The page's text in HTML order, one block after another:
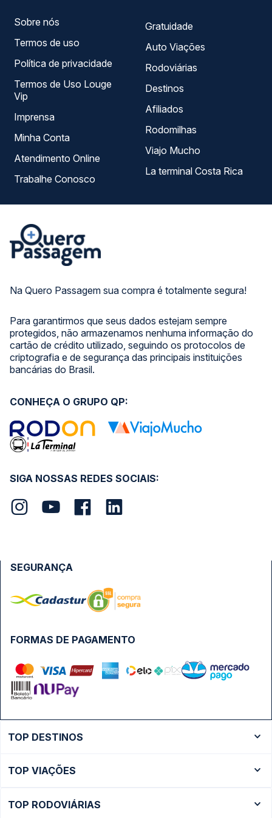
Na Quero Passagem sua compra é totalmente segura!
Para garantirmos que seus dados estejam sempre
protegidos, não armazenamos nenhuma informação do
cartão de crédito utilizado, seguindo os protocolos de
criptografia e de segurança das principais instituições
bancárias do Brasil.
Sobre nós
Termos de uso
Política de privacidade
Termos de Uso Louge
Vip
Imprensa
Minha Conta
Atendimento Online
Trabalhe Conosco
Gratuidade
Auto Viações
Rodoviárias
Destinos
Afiliados
Rodomilhas
Viajo Mucho
La terminal Costa Rica
SIGA NOSSAS REDES SOCIAIS:
CONHEÇA O GRUPO QP:
FORMAS DE PAGAMENTO
SEGURANÇA
TOP DESTINOS
Ônibus São Paulo
TOP VIAÇÕES
TOP RODOVIÁRIAS